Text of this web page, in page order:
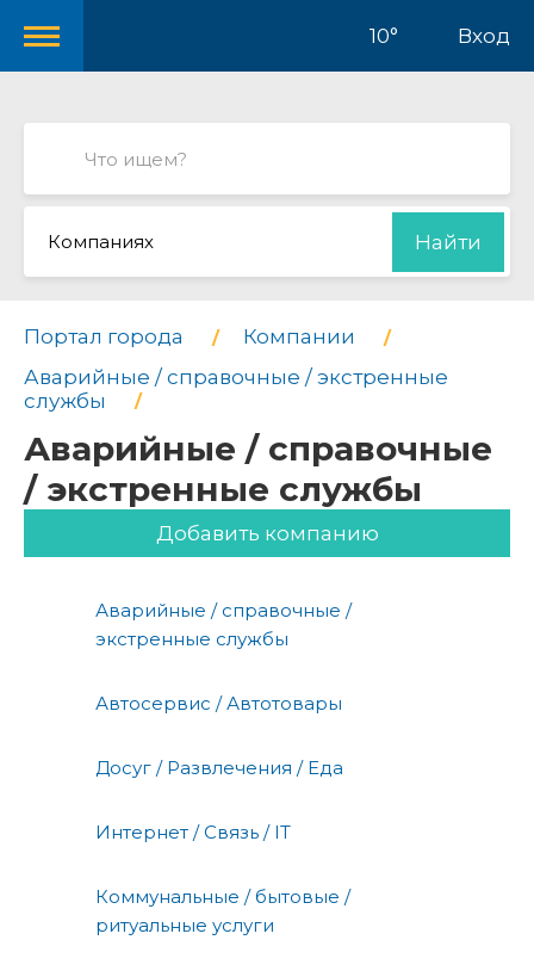
10° Вход
Компаниях Найти
Портал города
Компании
Аварийные / справочные / экстренные
службы
Аварийные / справочные
/ экстренные службы
Добавить компанию
Аварийные / справочные /
экстренные службы
Автосервис / Автотовары
Досуг / Развлечения / Еда
Интернет / Связь / IT
Коммунальные / бытовые /
ритуальные услуги